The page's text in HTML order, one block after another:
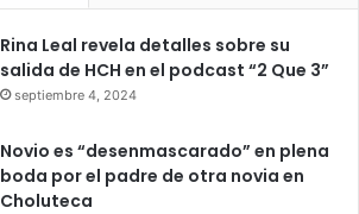
Rina Leal revela detalles sobre su
salida de HCH en el podcast “2 Que 3”
septiembre 4, 2024
Novio es “desenmascarado” en plena
boda por el padre de otra novia en
Choluteca